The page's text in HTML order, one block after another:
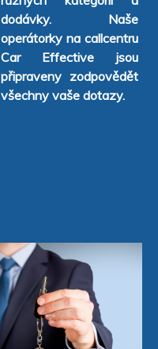
dodávky. Naše
operátorky na callcentru
Car Effective jsou
připraveny zodpovědět
všechny vaše dotazy.